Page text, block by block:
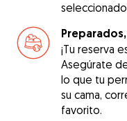
¡Tu reserva
Asegúrate
lo que tu
su cama,
favorito.